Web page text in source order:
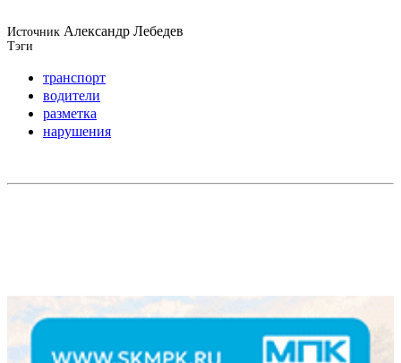
Источник Александр Лебедев
Тэги
транспорт
водители
разметка
нарушения